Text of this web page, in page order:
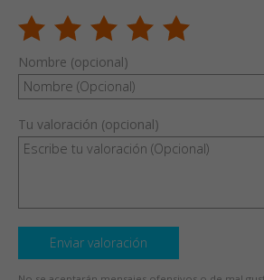
Nombre (opcional)
Tu valoración (opcional)
Enviar valoración